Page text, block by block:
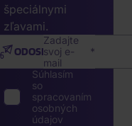
špeciálnymi
zľavami.
Zadajte
svoj e-
mail
ODOSLAŤ
Súhlasím
so
spracovaním
osobných
údajov